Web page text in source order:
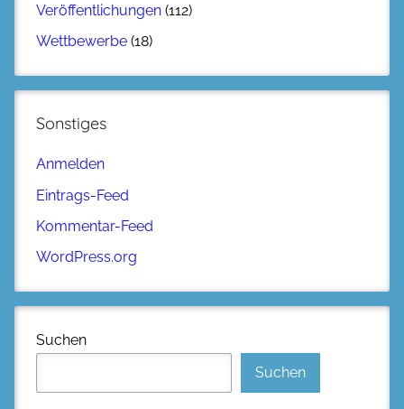
Veröffentlichungen (112)
Wettbewerbe (18)
Sonstiges
Anmelden
Eintrags-Feed
Kommentar-Feed
WordPress.org
Suchen
Suchen